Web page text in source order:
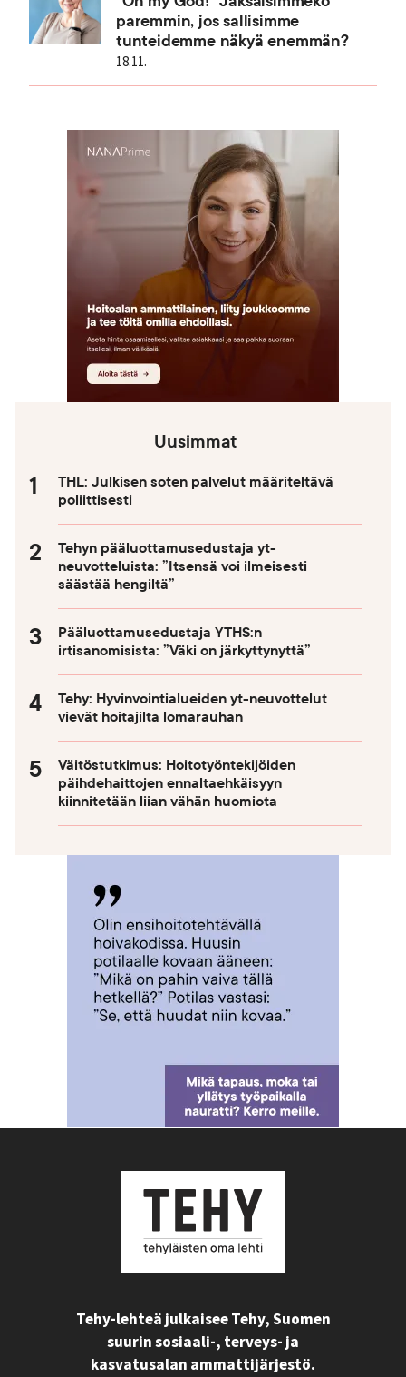
paremmin, jos sallisimme
tunteidemme näkyä enemmän?
18.11.
Uusimmat
THL: Julkisen soten palvelut määriteltävä
poliittisesti
Tehyn pääluottamusedustaja yt-
neuvotteluista: ”Itsensä voi ilmeisesti
säästää hengiltä”
Pääluottamusedustaja YTHS:n
irtisanomisista: ”Väki on järkyttynyttä”
Tehy: Hyvinvointialueiden yt-neuvottelut
vievät hoitajilta lomarauhan
Väitöstutkimus: Hoitotyöntekijöiden
päihdehaittojen ennaltaehkäisyyn
kiinnitetään liian vähän huomiota
Tehy-lehteä julkaisee Tehy, Suomen
suurin sosiaali-, terveys- ja
kasvatusalan ammattijärjestö.